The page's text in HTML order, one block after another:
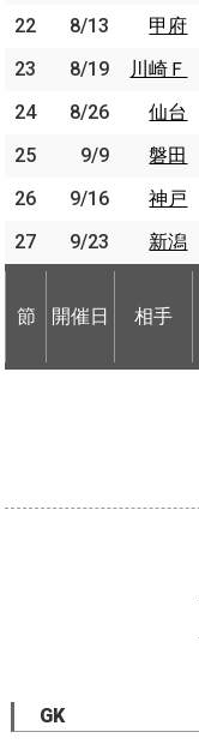
22 8/13 甲府
23
8/19 川崎Ｆ
24
8/26 仙台
25
9/9 磐田
26
9/16 神戸
27
9/23 新潟
節 開催日 相手
22 8/13
甲府
23
8/19
川崎Ｆ
24
8/26
仙台
25
9/9
磐田
26
9/16
神戸
27
9/23 新潟
節 開催日 相手
GK